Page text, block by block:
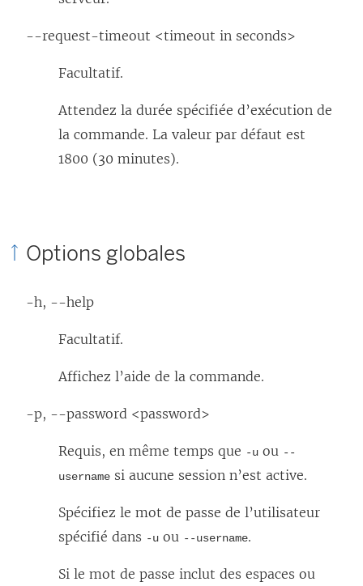
--request-timeout <timeout in seconds>
Facultatif.
Attendez la durée spécifiée d’exécution de
la commande. La valeur par défaut est
1800 (30 minutes).
Options globales
-h, --help
Facultatif.
Affichez l’aide de la commande.
-p, --password <password>
Requis, en même temps que -u ou --
username si aucune session n’est active.
Spécifiez le mot de passe de l’utilisateur
spécifié dans -u ou --username.
Si le mot de passe inclut des espaces ou